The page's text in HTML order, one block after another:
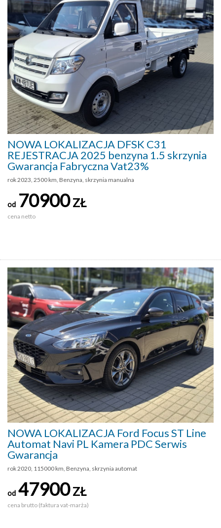
NOWA LOKALIZACJA DFSK C31
REJESTRACJA 2025 benzyna 1.5 skrzynia
Gwarancja Fabryczna Vat23%
rok 2023, 2500 km, Benzyna, skrzynia manualna
od 70900ZŁ
cena netto
NOWA LOKALIZACJA Ford Focus ST Line
Automat Navi PL Kamera PDC Serwis
Gwarancja
rok 2020, 115000 km, Benzyna, skrzynia automat
od 47900ZŁ
cena brutto (faktura vat-marża)